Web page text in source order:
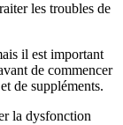
les troubles de
il est important
de commencer
de suppléments.
la dysfonction